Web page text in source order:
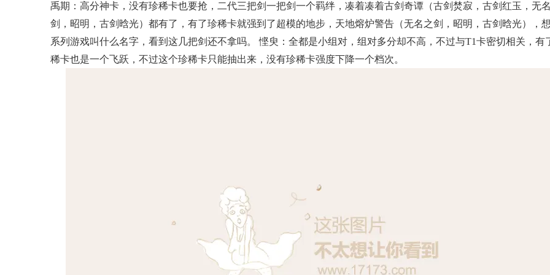
禹期：高分神卡，没有珍稀卡也要抢，二代三把剑一把剑一个羁绊，凑着凑着古剑奇谭（古剑焚寂，古剑红玉，无
剑，昭明，古剑晗光）都有了，有了珍稀卡就强到了超模的地步，天地熔炉警告（无名之剑，昭明，古剑晗光），
系列游戏叫什么名字，看到这几把剑还不拿吗。 悭臾：全都是小组对，组对多分却不高，不过与T1卡密切相关，有
稀卡也是一个飞跃，不过这个珍稀卡只能抽出来，没有珍稀卡强度下降一个档次。